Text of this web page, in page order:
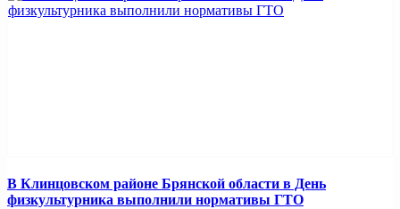
В Клинцовском районе Брянской области в День
физкультурника выполнили нормативы ГТО